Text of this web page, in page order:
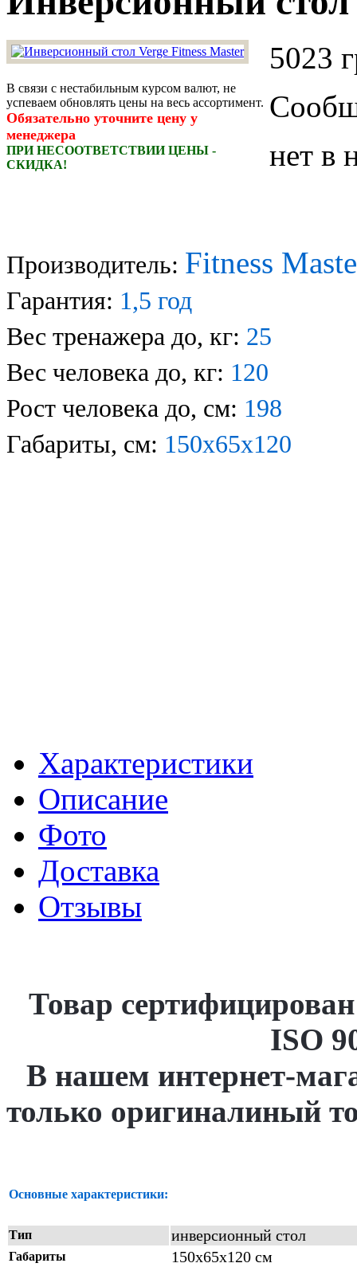
В связи с нестабильным курсом валют, не
успеваем обновлять цены на весь ассортимент.
Обязательно уточните цену у
менеджера
ПРИ НЕСООТВЕТСТВИИ ЦЕНЫ -
СКИДКА!
5023
нет в
Производитель: Fitness
Гарантия: 1,5 год
Вес тренажера до, кг: 25
Вес человека до, кг: 120
Рост человека до, см: 198
Габариты, см: 150х65x120
Характеристики
Описание
Фото
Доставка
Отзывы
Товар
ISO
В нашем интернет-
только оригиналиный
Основные характеристики:
Тип инверсионный стол
Габариты 150х65х120 см